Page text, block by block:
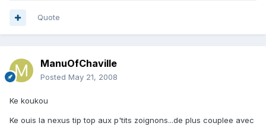
Quote
ManuOfChaville
Posted May 21, 2008
Ke koukou
Ke ouis la nexus tip top aux p'tits zoignons...de plus couplee avec